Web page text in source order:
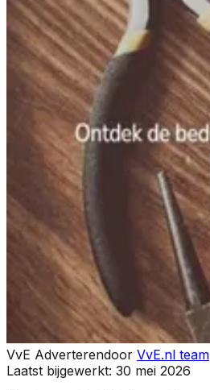
VvE Adverterendoor VvE.nl team
Laatst bijgewerkt: 30 mei 2026